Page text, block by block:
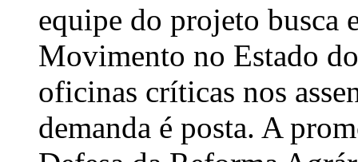
equipe do projeto busca
Movimento no Estado
oficinas críticas nos
demanda é posta. A